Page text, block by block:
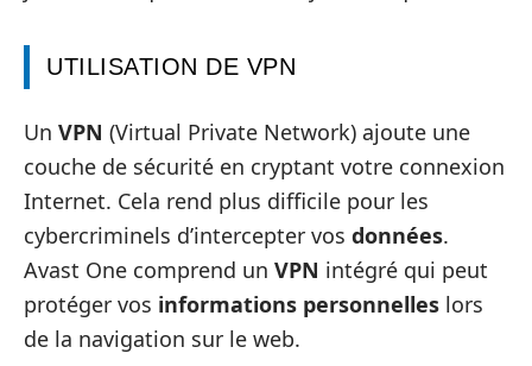
UTILISATION DE VPN
Un VPN (Virtual Private Network) ajoute une
couche de sécurité en cryptant votre connexion
Internet. Cela rend plus difficile pour les
cybercriminels d’intercepter vos données.
Avast One comprend un VPN intégré qui peut
protéger vos informations personnelles lors
de la navigation sur le web.